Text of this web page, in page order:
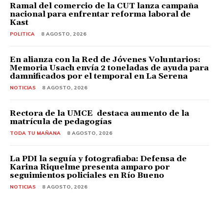
Ramal del comercio de la CUT lanza campaña
nacional para enfrentar reforma laboral de
Kast
POLITICA 8 AGOSTO, 2026
En alianza con la Red de Jóvenes Voluntarios:
Memoria Usach envía 2 toneladas de ayuda para
damnificados por el temporal en La Serena
NOTICIAS 8 AGOSTO, 2026
Rectora de la UMCE destaca aumento de la
matrícula de pedagogías
TODA TU MAÑANA 8 AGOSTO, 2026
La PDI la seguía y fotografiaba: Defensa de
Karina Riquelme presenta amparo por
seguimientos policiales en Río Bueno
NOTICIAS 8 AGOSTO, 2026